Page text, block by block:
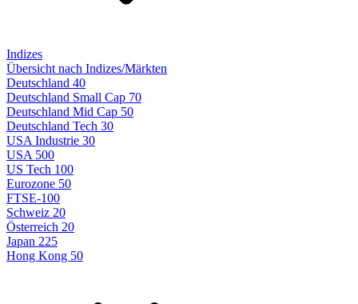
Indizes
Übersicht nach Indizes/Märkten
Deutschland 40
Deutschland Small Cap 70
Deutschland Mid Cap 50
Deutschland Tech 30
USA Industrie 30
USA 500
US Tech 100
Eurozone 50
FTSE-100
Schweiz 20
Österreich 20
Japan 225
Hong Kong 50